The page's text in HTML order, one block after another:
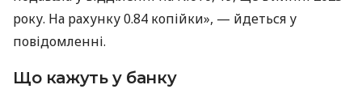
року. На рахунку 0.84 копійки», — йдеться у
повідомленні.
Що кажуть у банку